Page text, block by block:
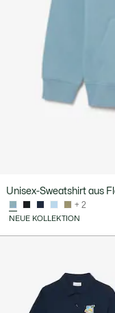
Unisex-Sweatshirt aus
+ 2
NEUE KOLLEKTION